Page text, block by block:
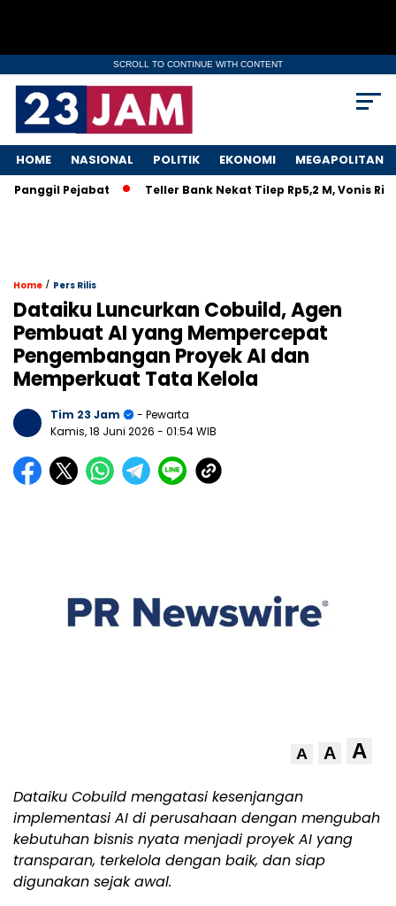
SCROLL TO CONTINUE WITH CONTENT
HOME NASIONAL POLITIK EKONOMI MEGAPOLITAN
Pejabat Teller Bank Nekat Tilep Rp5,2 M, Vonis
Home / Pers Rilis
Dataiku Luncurkan Cobuild, Agen
Pembuat AI yang Mempercepat
Pengembangan Proyek AI dan
Memperkuat Tata Kelola
Tim 23 Jam
- Pewarta
Kamis, 18 Juni 2026 - 01:54 WIB
A A A
Dataiku Cobuild mengatasi kesenjangan
implementasi AI di perusahaan dengan mengubah
kebutuhan bisnis nyata menjadi proyek AI yang
transparan, terkelola dengan baik, dan siap
digunakan sejak awal.